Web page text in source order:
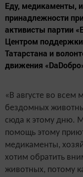
Еду, медикаменты,
принадлежности
активисты партии
Центром
Татарстана и
движения
«В августе во
бездомных
сюда к этому дню.
помощь этому
медикаменты,
хотим обратить
животных, потому